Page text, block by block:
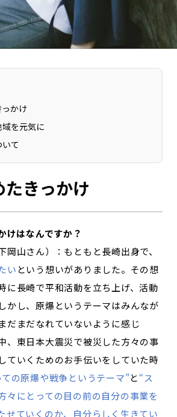
ら探す
地域を代表する 企業100選
行政連携記事
探す
アンバサダー
要
かけ
を元気に
て
きっかけ
かけはなんですか？
岡山さん）：もともと長崎出身で、
い という想いがありました。その想
に長崎で平和活動を立ち上げ、活動
かし、原爆というテーマはみんなが
だまだなれていないように感じ
、東日本大震災で被災した方々の事
ていくためのお手伝いをしていた時
の原爆や戦争というテーマ”と“ス
々にとっての目の前の自分の事業を
せていくのか、自分らしく生きてい